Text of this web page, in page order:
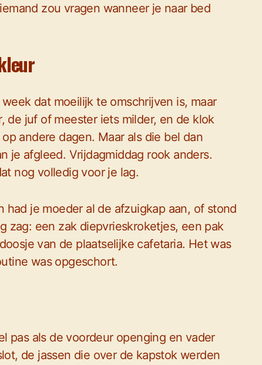
zou vragen wanneer je naar bed
dat moeilijk te omschrijven is, maar
de juf of meester iets milder, en de klok
andere dagen. Maar als die bel dan
je afgleed. Vrijdagmiddag rook anders.
nog volledig voor je lag.
je moeder al de afzuigkap aan, of stond
zag: een zak diepvrieskroketjes, een pak
van de plaatselijke cafetaria. Het was
was opgeschort.
pas als de voordeur openging en vader
de jassen die over de kapstok werden